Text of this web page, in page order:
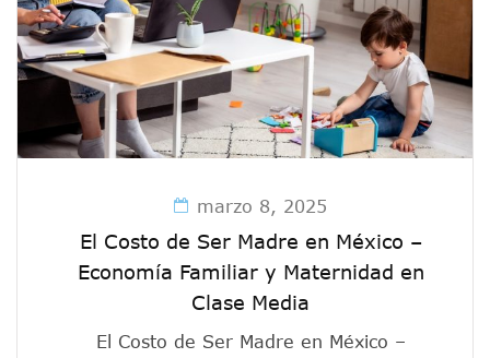
marzo 8, 2025
El Costo de Ser Madre en México –
Economía Familiar y Maternidad en
Clase Media
El Costo de Ser Madre en México –